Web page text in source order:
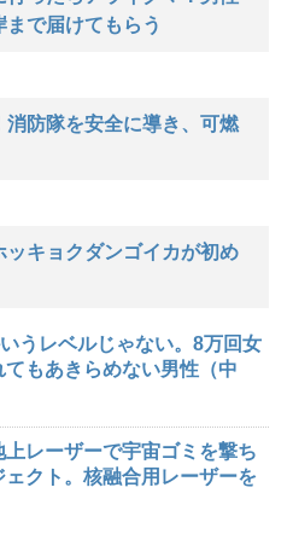
で届けてもらう
防隊を安全に導き、可燃
キョクダンゴイカが初め
うレベルじゃない。8万回女
てもあきらめない男性（中
上レーザーで宇宙ゴミを撃ち
ェクト。核融合用レーザーを